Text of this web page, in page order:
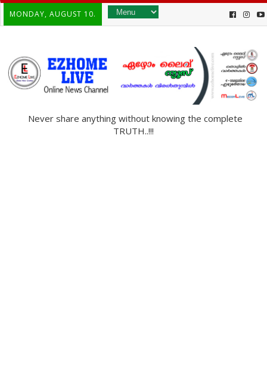
MONDAY, AUGUST 10.
Never share anything without knowing the complete
TRUTH..!!!